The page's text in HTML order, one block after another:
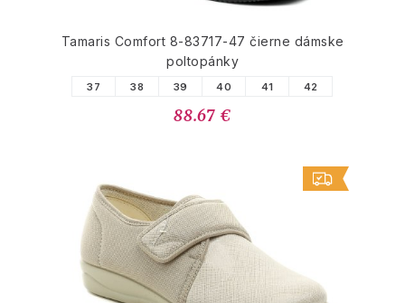
Tamaris Comfort 8-83717-47 čierne dámske
poltopánky
37 38 39 40 41 42
88.67 €